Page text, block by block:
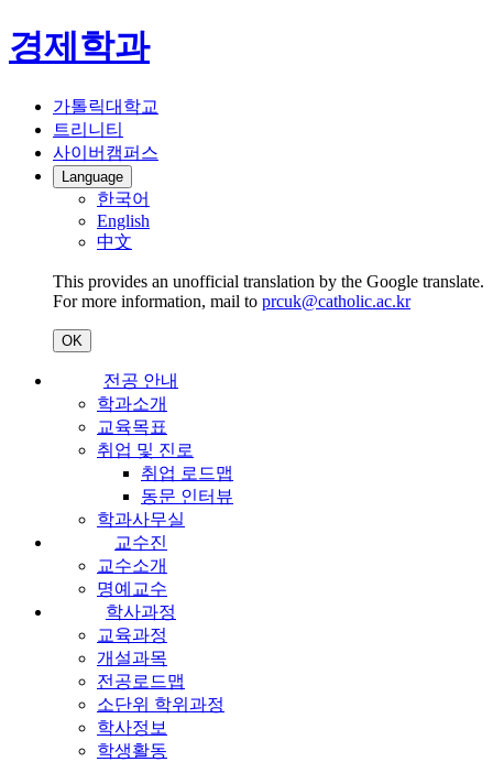
경제학과
가톨릭대학교
트리니티
사이버캠퍼스
Language
한국어
English
中文
This provides an unofficial translation by the Google translate.
For more information, mail to prcuk@catholic.ac.kr
OK
전공 안내
학과소개
교육목표
취업 및 진로
취업 로드맵
동문 인터뷰
학과사무실
교수진
교수소개
명예교수
학사과정
교육과정
개설과목
전공로드맵
소단위 학위과정
학사정보
학생활동